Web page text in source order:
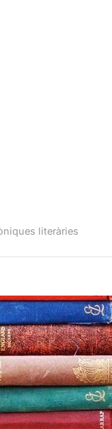
literàries